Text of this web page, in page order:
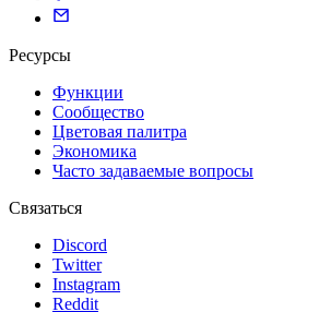
Ресурсы
Функции
Сообщество
Цветовая палитра
Экономика
Часто задаваемые вопросы
Связаться
Discord
Twitter
Instagram
Reddit